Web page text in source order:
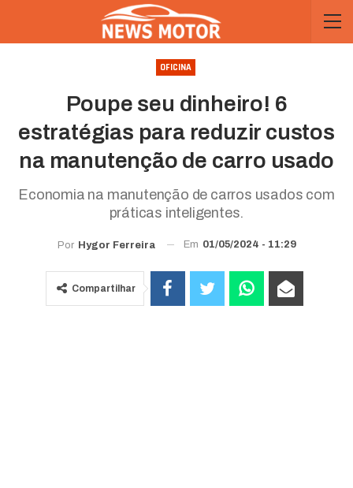
OFICINA
Poupe seu dinheiro! 6
estratégias para reduzir custos
na manutenção de carro usado
Economia na manutenção de carros usados com
práticas inteligentes.
Por Hygor Ferreira Em 01/05/2024 - 11:29
Compartilhar